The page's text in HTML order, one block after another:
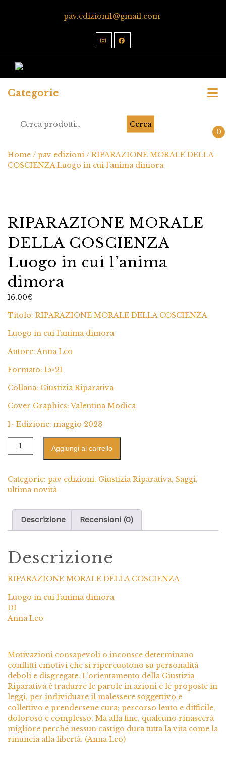
pav.edizioni1@gmail.com
Categorie
Cerca
0
Home / pav edizioni / RIPARAZIONE MORALE DELLA
COSCIENZA Luogo in cui l’anima dimora
RIPARAZIONE MORALE
DELLA COSCIENZA
Luogo in cui l’anima
dimora
16,00€
Titolo: RIPARAZIONE MORALE DELLA COSCIENZA
Luogo in cui l’anima dimora
Autore: Anna Leo
Formato: 15×21
Collana: Giustizia Riparativa
Cover Graphics: Valentina Modica
1^ Edizione: maggio 2023
Aggiungi al carrello
Categorie: pav edizioni, Giustizia Riparativa, Saggi,
ultima novità
Descrizione Recensioni (0)
Descrizione
RIPARAZIONE MORALE DELLA COSCIENZA
Luogo in cui l’anima dimora
DI
Anna Leo
Motivazioni consapevoli o inconsce determinano
conflitti emotivi che si ripercuotono su personalità
deboli e disgregate. L’orientamento della Giustizia
Riparativa è tradurre le parole in azioni e le proposte in
leggi, per individuare il malessere soggettivo e
collettivo e prendersene cura; percorso lento e difficile,
doloroso e complesso. Ma alla fine, qualcuno rinascerà
migliore perché nessun castigo dura tutta la vita come la
rinuncia alla libertà. (Anna Leo)